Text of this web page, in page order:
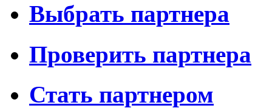
Выбрать партнера
Проверить партнера
Стать партнером